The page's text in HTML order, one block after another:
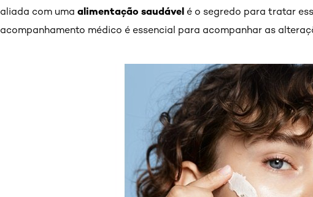
aliada com uma alimentação saudável é o segredo para tratar
acompanhamento médico é essencial para acompanhar as